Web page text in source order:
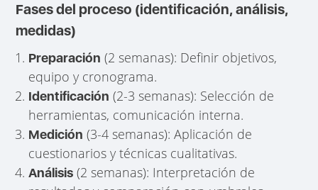
Fases del proceso (identificación, análisis,
medidas)
Preparación (2 semanas): Definir objetivos,
equipo y cronograma.
Identificación (2-3 semanas): Selección de
herramientas, comunicación interna.
Medición (3-4 semanas): Aplicación de
cuestionarios y técnicas cualitativas.
Análisis (2 semanas): Interpretación de